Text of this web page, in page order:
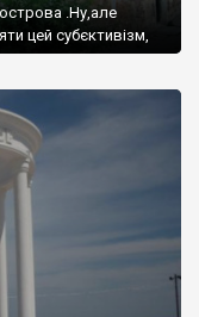
.Ну,але
цей субєктивізм,